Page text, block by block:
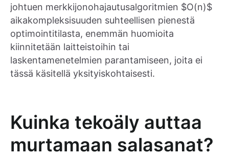
johtuen merkkijonohajautusalgoritmien $O(n)$
aikakompleksisuuden suhteellisen pienestä
optimointitilasta, enemmän huomioita
kiinnitetään laitteistoihin tai
laskentamenetelmien parantamiseen, joita ei
tässä käsitellä yksityiskohtaisesti.
Kuinka tekoäly auttaa
murtamaan salasanat?